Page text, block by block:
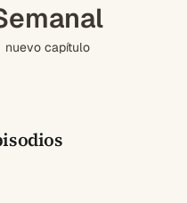
nuevo capítulo